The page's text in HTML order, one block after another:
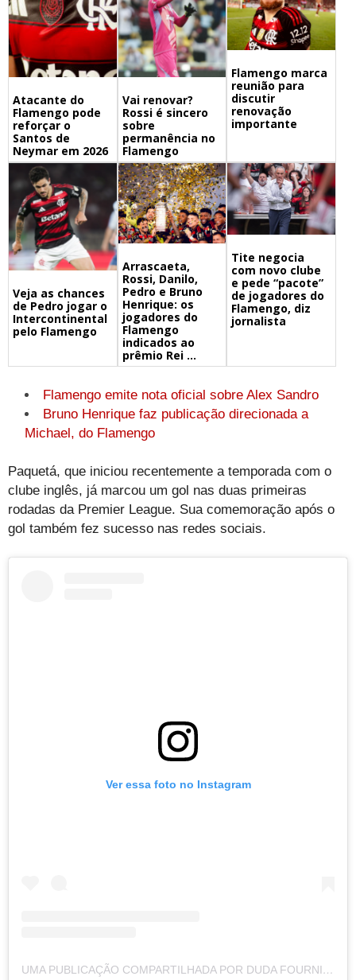
Atacante do
Flamengo pode
reforçar o
Santos de
Neymar em 2026
Vai renovar?
Rossi é sincero
sobre
permanência no
Flamengo
Flamengo marca
reunião para
discutir
renovação
importante
Veja as chances
de Pedro jogar o
Intercontinental
pelo Flamengo
Arrascaeta,
Rossi, Danilo,
Pedro e Bruno
Henrique: os
jogadores do
Flamengo
indicados ao
prêmio Rei ...
Tite negocia
com novo clube
e pede “pacote”
de jogadores do
Flamengo, diz
jornalista
Flamengo emite nota oficial sobre Alex Sandro
Bruno Henrique faz publicação direcionada a
Michael, do Flamengo
Paquetá, que iniciou recentemente a temporada com o
clube inglês, já marcou um gol nas duas primeiras
rodadas da Premier League. Sua comemoração após o
gol também fez sucesso nas redes sociais.
Ver essa foto no Instagram
UMA PUBLICAÇÃO COMPARTILHADA POR DUDA FOURNIER (@DUDAFOURNIER)